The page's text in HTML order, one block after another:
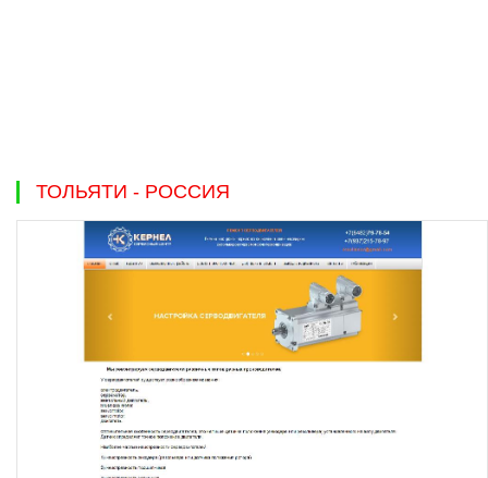
ТОЛЬЯТИ - РОССИЯ